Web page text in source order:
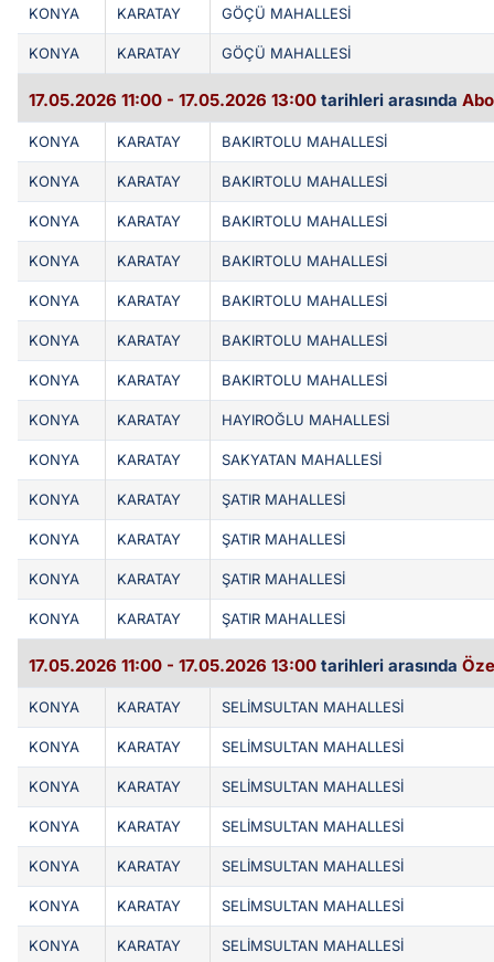
KONYA KARATAY GÖÇÜ MAHALLESİ
KONYA KARATAY GÖÇÜ MAHALLESİ
17.05.2026 11:00 - 17.05.2026 13:00 tarihleri arasında
KONYA KARATAY BAKIRTOLU MAHALLESİ
KONYA KARATAY BAKIRTOLU MAHALLESİ
KONYA KARATAY BAKIRTOLU MAHALLESİ
KONYA KARATAY BAKIRTOLU MAHALLESİ
KONYA KARATAY BAKIRTOLU MAHALLESİ
KONYA KARATAY BAKIRTOLU MAHALLESİ
KONYA KARATAY BAKIRTOLU MAHALLESİ
KONYA KARATAY HAYIROĞLU MAHALLESİ
KONYA KARATAY SAKYATAN MAHALLESİ
KONYA KARATAY ŞATIR MAHALLESİ
KONYA KARATAY ŞATIR MAHALLESİ
KONYA KARATAY ŞATIR MAHALLESİ
KONYA KARATAY ŞATIR MAHALLESİ
17.05.2026 11:00 - 17.05.2026 13:00 tarihleri arasında
KONYA KARATAY SELİMSULTAN MAHALLESİ
KONYA KARATAY SELİMSULTAN MAHALLESİ
KONYA KARATAY SELİMSULTAN MAHALLESİ
KONYA KARATAY SELİMSULTAN MAHALLESİ
KONYA KARATAY SELİMSULTAN MAHALLESİ
KONYA KARATAY SELİMSULTAN MAHALLESİ
KONYA KARATAY SELİMSULTAN MAHALLESİ